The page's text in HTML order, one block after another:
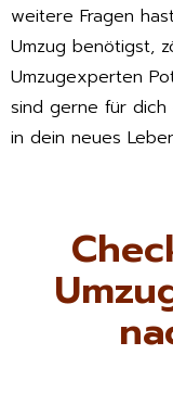
weitere Fragen
Umzug benötigst,
Umzugexperten
sind gerne für
in dein neues